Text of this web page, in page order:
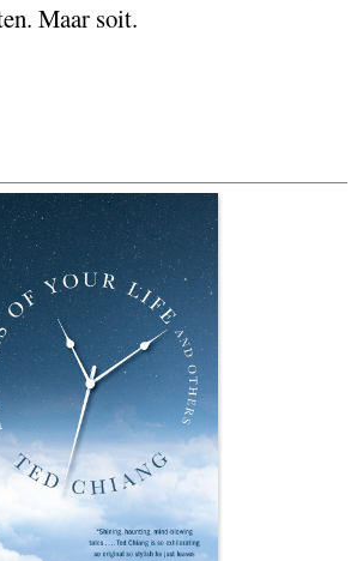
Maar soit.